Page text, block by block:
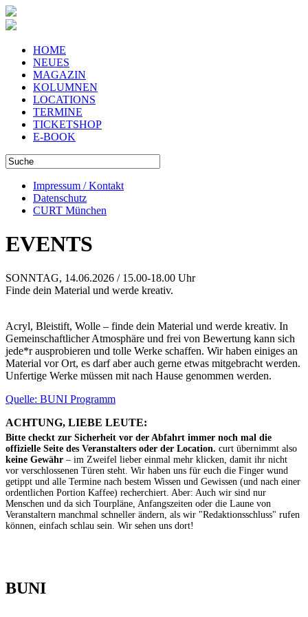
HOME
NEUES
MAGAZIN
KOLUMNEN
LOCATIONS
TERMINE
TICKETSHOP
E-BOOK
Impressum / Kontakt
Datenschutz
CURT München
EVENTS
SONNTAG, 14.06.2026 / 15.00-18.00 Uhr
Finde dein Material und werde kreativ.
Acryl, Bleistift, Wolle – finde dein Material und werde kreativ. In
Gemeinschaftlicher Atmosphäre und frei von Bewertung kann sich
jede*r ausprobieren und tolle Werke schaffen. Wir haben einiges an
Material vor Ort, es darf aber auch gerne etwas mitgebracht werden.
Unfertige Werke müssen mit nach Hause genommen werden.
Quelle: BUNI Programm
ACHTUNG, LIEBE LEUTE:
Bitte checkt zur Sicherheit vor der Abfahrt immer noch mal die
offizielle Seite des Veranstalters oder der Location. curt übernimmt also
keine Gewähr – im Zweifel lieber einmal mehr klicken, damit ihr nicht
vor verschlossenen Türen steht. Wir haben uns für euch die Finger wund
getippt und alle Termine nach bestem Wissen und Gewissen (und nach einer
ordentlichen Portion Kaffee) recherchiert. Aber: Auch wir sind nur
Menschen und da sich Tourpläne, Anfangszeiten oder die Laune von
Veranstaltern manchmal schneller ändern, als wir "Redaktionsschluss" rufen
können, einfach schlau sein. Wir sehen uns dort!
BUNI